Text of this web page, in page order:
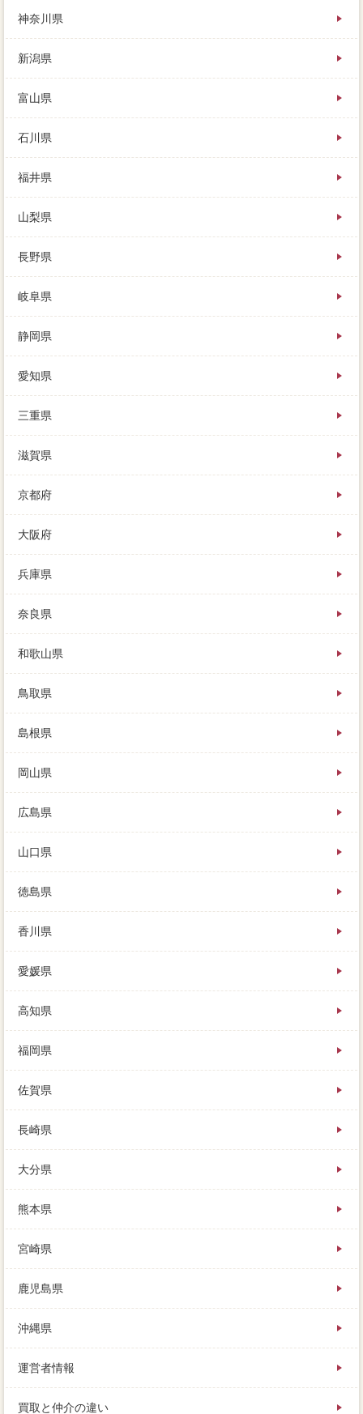
神奈川県
新潟県
富山県
石川県
福井県
山梨県
長野県
岐阜県
静岡県
愛知県
三重県
滋賀県
京都府
大阪府
兵庫県
奈良県
和歌山県
鳥取県
島根県
岡山県
広島県
山口県
徳島県
香川県
愛媛県
高知県
福岡県
佐賀県
長崎県
大分県
熊本県
宮崎県
鹿児島県
沖縄県
運営者情報
買取と仲介の違い